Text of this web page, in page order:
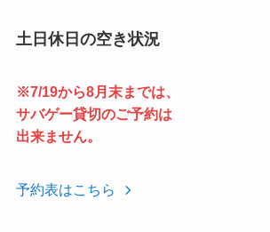
土日休日の空き状況
※7/19から8月末までは、
サバゲー貸切のご予約は
出来ません。
予約表はこちら